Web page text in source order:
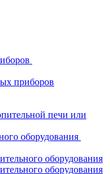
приборов
печи или
оборудования
оборудования
оборудования